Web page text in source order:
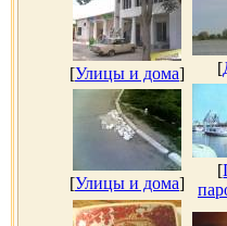
[Улицы и дома] [
[Улицы и дома]
[